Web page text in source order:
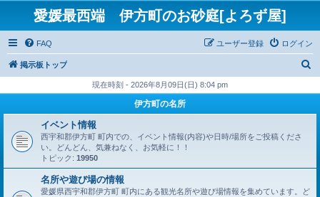
愛媛最西端 伊方町のお砂庭[よろず屋]
FAQ ログイン
ユーザー登録
掲示板トップ
現在時刻 - 2026年8月09日(日) 8:04 pm
伊方町の名所
イベント情報
西宇和郡伊方町 町内での、イベント情報(内容)や日時/場所をご投稿くださ
い。どんどん、気兼ねなく、お気軽に！！
トピック: 19950
名所や遊び場の情報
愛媛県西宇和郡伊方町 町内にある観光名所や遊び場情報を集めています。ど